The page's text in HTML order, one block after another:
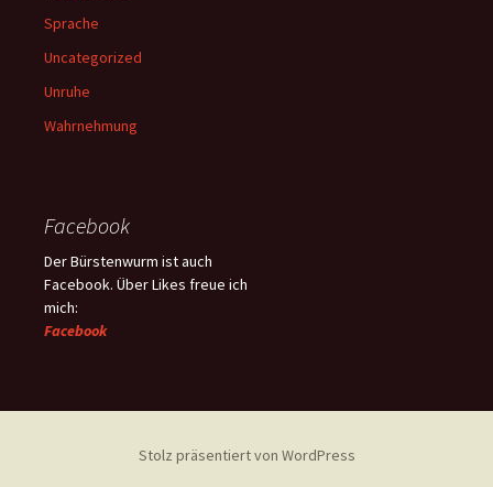
Sprache
Uncategorized
Unruhe
Wahrnehmung
Facebook
Der Bürstenwurm ist auch
Facebook. Über Likes freue ich
mich:
Facebook
Stolz präsentiert von WordPress